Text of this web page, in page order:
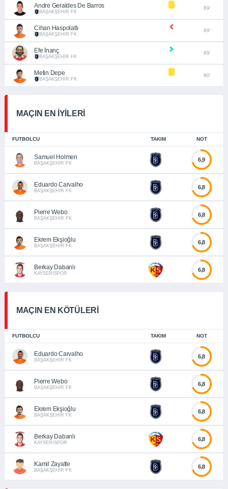
Andre Geraldes De Barros
BAŞAKŞEHİR FK
89’
Cihan Haspolatlı
BAŞAKŞEHİR FK
89’
Efe İnanç
BAŞAKŞEHİR FK
89’
Metin Depe
BAŞAKŞEHİR FK
90’
MAÇIN EN İYİLERİ
FUTBOLCU TAKIM NOT
Samuel Holmen
BAŞAKŞEHİR FK
6,9
Eduardo Carvalho
BAŞAKŞEHİR FK
6,8
Pierre Webo
BAŞAKŞEHİR FK
6,8
Ekrem Ekşioğlu
BAŞAKŞEHİR FK
6,8
Berkay Dabanlı
KAYSERİSPOR
6,8
MAÇIN EN KÖTÜLERİ
FUTBOLCU TAKIM NOT
Eduardo Carvalho
BAŞAKŞEHİR FK
6,8
Pierre Webo
BAŞAKŞEHİR FK
6,8
Ekrem Ekşioğlu
BAŞAKŞEHİR FK
6,8
Berkay Dabanlı
KAYSERİSPOR
6,8
Kamil Zayatte
BAŞAKŞEHİR FK
6,8